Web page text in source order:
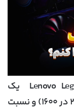
صفحه نمایش کنسول دستی Lenovo Legion Go یک
دیسپلی ۸.۸ اینچیه با کیفیت QHD و (۲۵۶۰ در ۱۶۰۰) و نسبت